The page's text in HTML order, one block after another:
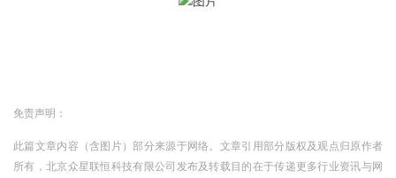
免责声明：
此篇文章内容（含图片）部分来源于网络。文章引用部分版权及观点归原作者
所有，北京众星联恒科技有限公司发布及转载目的在于传递更多行业资讯与网